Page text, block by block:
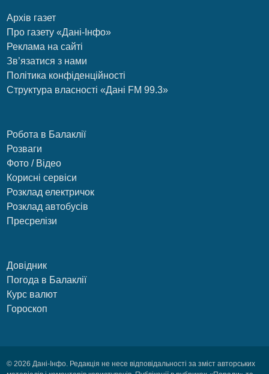
Архів газет
Про газету «Дані-Інфо»
Реклама на сайті
Зв’язатися з нами
Політика конфіденційності
Структура власності «Дані FM 99.3»
Робота в Балаклії
Розваги
Фото / Відео
Корисні сервіси
Розклад електричок
Розклад автобусів
Пресрелізи
Довідник
Погода в Балаклії
Курс валют
Гороскоп
© 2026 Дані-Інфо. Редакція не несе відповідальності за зміст авторських